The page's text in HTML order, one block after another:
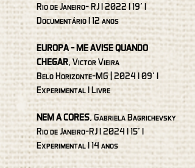
Rio de Janeiro- RJ I 2022 I 19’ I
Documentário I 12 anos
EUROPA - ME AVISE QUANDO
CHEGAR, Victor Vieira
Belo Horizonte-MG | 2024 I 09’ I
Experimental I Livre
NEM A CORES, Gabriela Bagrichevsky
Rio de Janeiro-RJ I 2024 I 15’ I
Experimental I 14 anos